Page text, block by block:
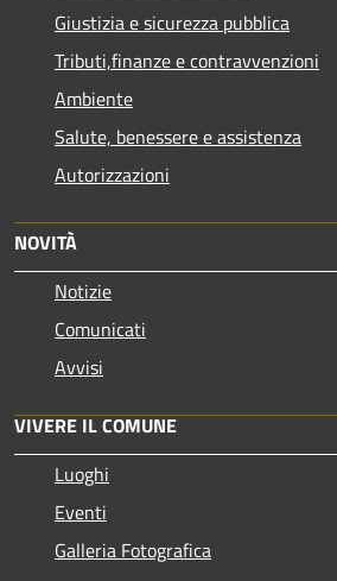
Giustizia e sicurezza pubblica
Tributi,finanze e contravvenzioni
Ambiente
Salute, benessere e assistenza
Autorizzazioni
NOVITÀ
Notizie
Comunicati
Avvisi
VIVERE IL COMUNE
Luoghi
Eventi
Galleria Fotografica